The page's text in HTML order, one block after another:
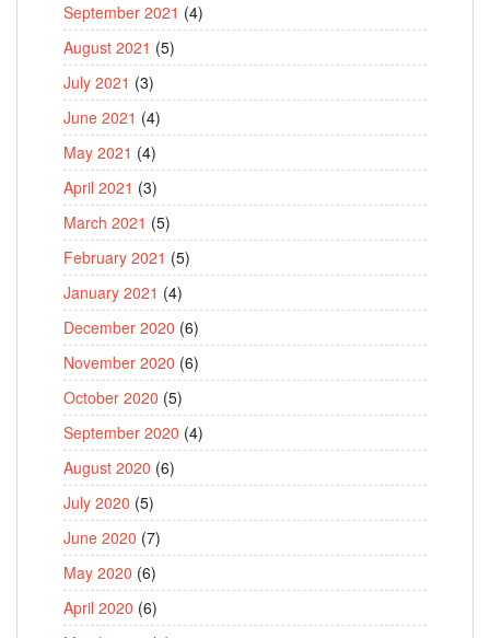
September 2021 (4)
August 2021 (5)
July 2021 (3)
June 2021 (4)
May 2021 (4)
April 2021 (3)
March 2021 (5)
February 2021 (5)
January 2021 (4)
December 2020 (6)
November 2020 (6)
October 2020 (5)
September 2020 (4)
August 2020 (6)
July 2020 (5)
June 2020 (7)
May 2020 (6)
April 2020 (6)